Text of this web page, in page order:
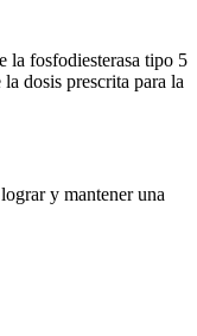
la fosfodiesterasa tipo 5
dosis prescrita para la
y mantener una